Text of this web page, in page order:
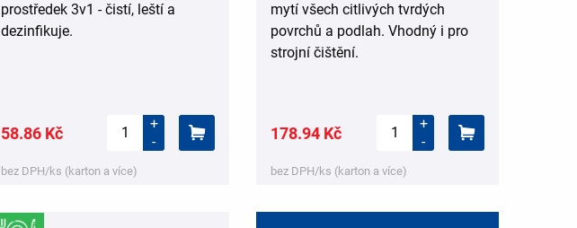
prostředek 3v1 - čistí, leští a
dezinfikuje.
58.86 Kč
+
-
bez DPH/ks (karton a více)
mytí všech citlivých tvrdých
povrchů a podlah. Vhodný i pro
strojní čištění.
178.94 Kč
+
-
bez DPH/ks (karton a více)